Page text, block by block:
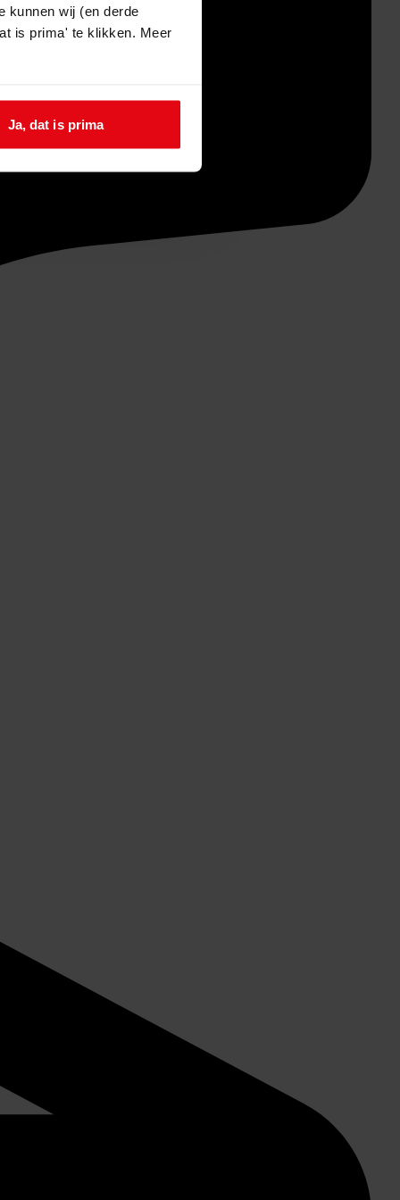
kunnen wij (en derde
is prima' te klikken. Meer
Ja, dat is prima